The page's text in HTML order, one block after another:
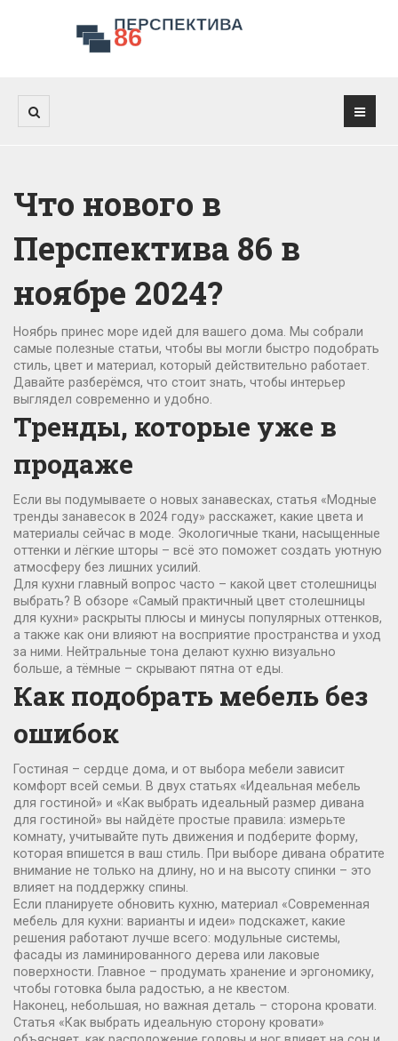
Что нового в
Перспектива 86 в
ноябре 2024?
Ноябрь принес море идей для вашего дома. Мы собрали
самые полезные статьи, чтобы вы могли быстро подобрать
стиль, цвет и материал, который действительно работает.
Давайте разберёмся, что стоит знать, чтобы интерьер
выглядел современно и удобно.
Тренды, которые уже в
продаже
Если вы подумываете о новых занавесках, статья «Модные
тренды занавесок в 2024 году» расскажет, какие цвета и
материалы сейчас в моде. Экологичные ткани, насыщенные
оттенки и лёгкие шторы – всё это поможет создать уютную
атмосферу без лишних усилий.
Для кухни главный вопрос часто – какой цвет столешницы
выбрать? В обзоре «Самый практичный цвет столешницы
для кухни» раскрыты плюсы и минусы популярных оттенков,
а также как они влияют на восприятие пространства и уход
за ними. Нейтральные тона делают кухню визуально
больше, а тёмные – скрывают пятна от еды.
Как подобрать мебель без
ошибок
Гостиная – сердце дома, и от выбора мебели зависит
комфорт всей семьи. В двух статьях «Идеальная мебель
для гостиной» и «Как выбрать идеальный размер дивана
для гостиной» вы найдёте простые правила: измерьте
комнату, учитывайте путь движения и подберите форму,
которая впишется в ваш стиль. При выборе дивана обратите
внимание не только на длину, но и на высоту спинки – это
влияет на поддержку спины.
Если планируете обновить кухню, материал «Современная
мебель для кухни: варианты и идеи» подскажет, какие
решения работают лучше всего: модульные системы,
фасады из ламинированного дерева или лаковые
поверхности. Главное – продумать хранение и эргономику,
чтобы готовка была радостью, а не квестом.
Наконец, небольшая, но важная деталь – сторона кровати.
Статья «Как выбрать идеальную сторону кровати»